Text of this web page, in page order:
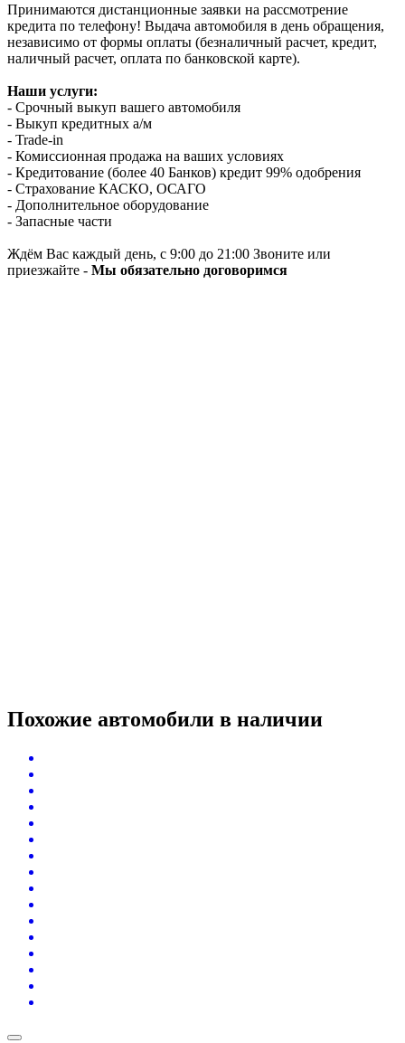
Принимаются дистанционные заявки на рассмотрение
кредита по телефону! Выдача автомобиля в день обращения,
независимо от формы оплаты (безналичный расчет, кредит,
наличный расчет, оплата по банковской карте).
Наши услуги:
- Срочный выкуп вашего автомобиля
- Выкуп кредитных а/м
- Trade-in
- Комиссионная продажа на ваших условиях
- Кредитование (более 40 Банков) кредит 99% одобрения
- Страхование КАСКО, ОСАГО
- Дополнительное оборудование
- Запасные части
Ждём Вас каждый день, с 9:00 до 21:00 Звоните или
приезжайте - Мы обязательно договоримся
Похожие автомобили в наличии